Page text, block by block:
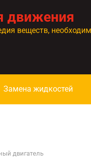
движения
веществ,
Замена жидкостей
двигатель